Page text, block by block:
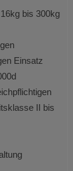
bis 300kg
Einsatz
II bis